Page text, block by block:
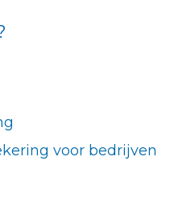
voor bedrijven